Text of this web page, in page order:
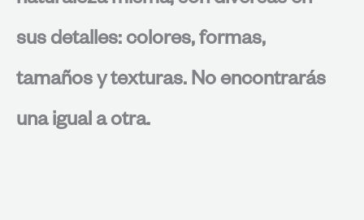
sus detalles: colores, formas,
tamaños y texturas. No encontrarás
una igual a otra.